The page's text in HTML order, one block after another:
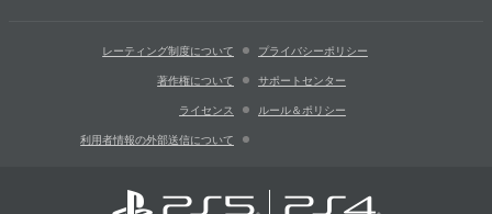
レーティング制度について プライバシーポリシー
著作権について サポートセンター
ライセンス ルール＆ポリシー
利用者情報の外部送信について